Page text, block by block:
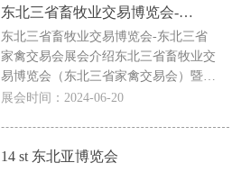
东北三省畜牧业交易博览会-东北三省家禽交易会
东北三省畜牧业交易博览会-东北三省
家禽交易会展会介绍东北三省畜牧业交
易博览会（东北三省家禽交易会）暨哈
尔滨奶业博览会自1992年开始，立足东
展会时间：2024-06-20
14 st 东北亚博览会